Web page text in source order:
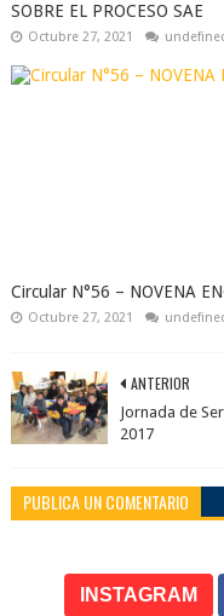
SOBRE EL PROCESO SAE
Octubre 27, 2021
Circular N°56 – NOVENA
Octubre 27, 2021
ANTERIOR
Jornada de
2017
PUBLICA UN COMENTARIO
INSTAGRAM